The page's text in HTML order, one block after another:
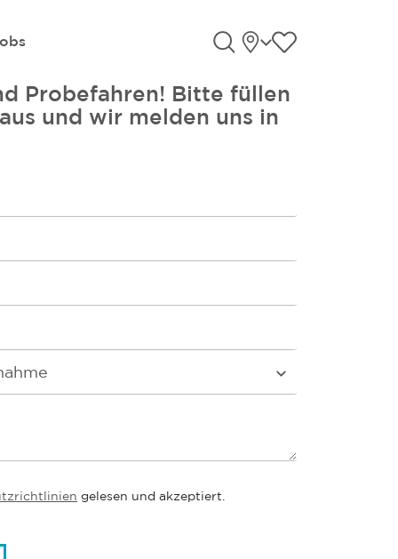
StandorteFavoriten
Probefahren! Bitte füllen
und wir melden uns in
gelesen und akzeptiert.